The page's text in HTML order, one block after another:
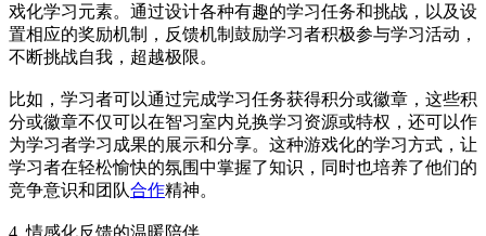
戏化学习元素。通过设计各种有趣的学习任务和挑战，以及设
置相应的奖励机制，反馈机制鼓励学习者积极参与学习活动，
不断挑战自我，超越极限。
比如，学习者可以通过完成学习任务获得积分或徽章，这些积
分或徽章不仅可以在智习室内兑换学习资源或特权，还可以作
为学习者学习成果的展示和分享。这种游戏化的学习方式，让
学习者在轻松愉快的氛围中掌握了知识，同时也培养了他们的
竞争意识和团队合作精神。